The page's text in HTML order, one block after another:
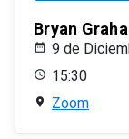
Bryan
9 de
15:30
Zoom